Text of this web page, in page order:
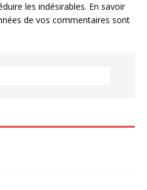
les indésirables. En savoir
de vos commentaires sont